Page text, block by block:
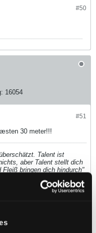
#50
16054
#51
30 meter!!!
Talent ist
aber Talent stellt dich
Fleiß bringen dich hindurch"